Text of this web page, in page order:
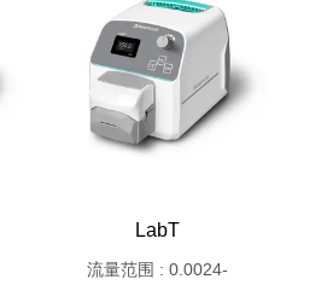
LabT
流量范围 : 0.0024-